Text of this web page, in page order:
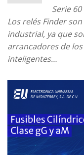
Serie
Los relés Finder
industrial, ya que
arrancadores de
inteligentes…